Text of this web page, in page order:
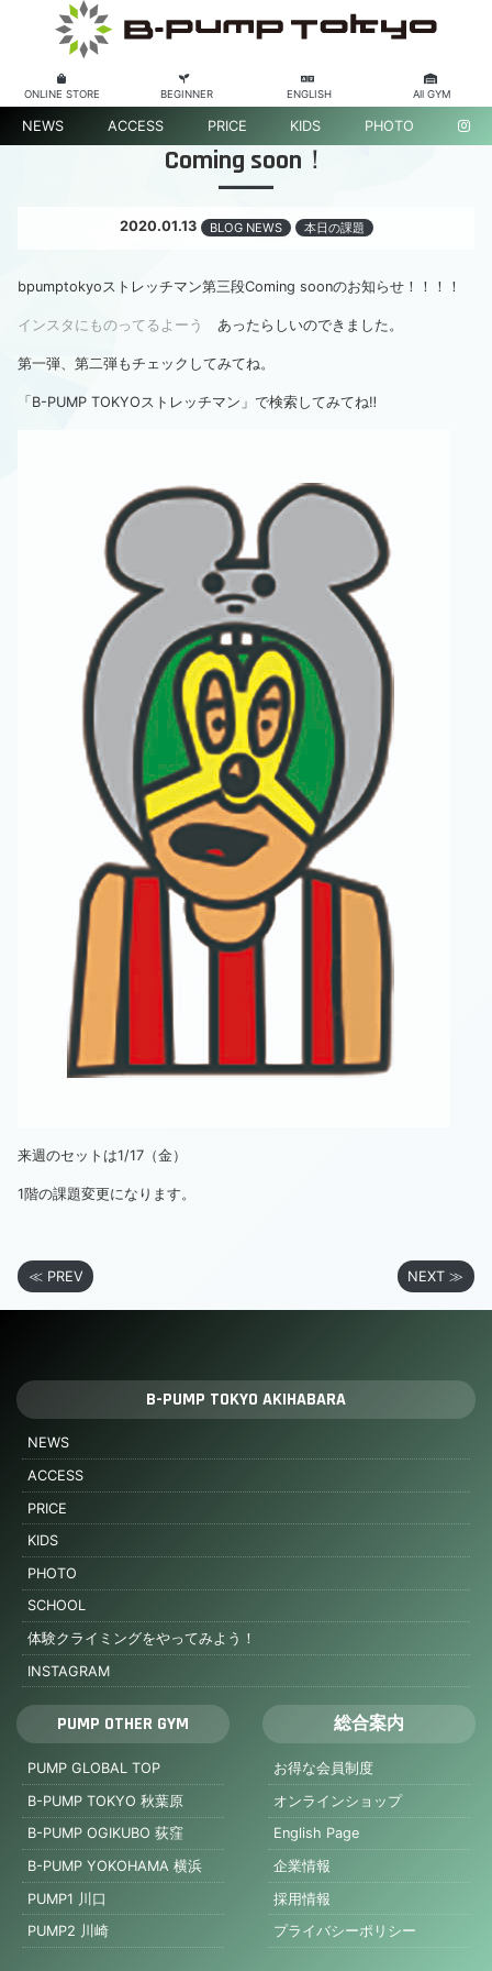
ONLINE STORE BEGINNER ENGLISH All GYM
NEWS ACCESS PRICE KIDS PHOTO
Coming soon！
2020.01.13 BLOG NEWS 本日の課題
bpumptokyoストレッチマン第三段Coming soonのお知らせ！！！！
インスタにものってるよーう あったらしいのできました。
第一弾、第二弾もチェックしてみてね。
「B-PUMP TOKYOストレッチマン」で検索してみてね‼︎
来週のセットは1/17（金）
1階の課題変更になります。
≪ PREV NEXT ≫
B-PUMP TOKYO AKIHABARA
NEWS
ACCESS
PRICE
KIDS
PHOTO
SCHOOL
体験クライミングをやってみよう！
INSTAGRAM
PUMP OTHER GYM
PUMP GLOBAL TOP
B-PUMP TOKYO 秋葉原
B-PUMP OGIKUBO 荻窪
B-PUMP YOKOHAMA 横浜
PUMP1 川口
PUMP2 川崎
総合案内
お得な会員制度
オンラインショップ
English Page
企業情報
採用情報
プライバシーポリシー